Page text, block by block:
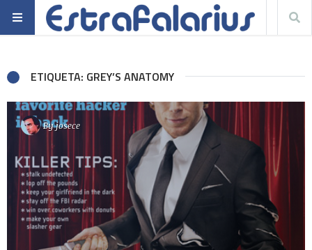
ETIQUETA: GREY’S ANATOMY
Byjosece